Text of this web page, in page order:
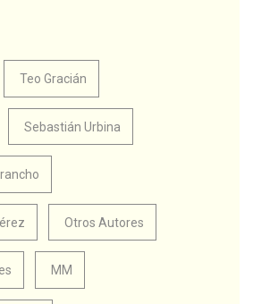
Teo Gracián
Sebastián Urbina
Otros Autores
MM